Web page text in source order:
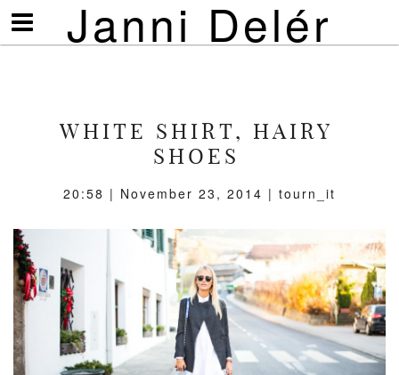
Janni Delér
Visa/göm
meny
WHITE SHIRT, HAIRY
SHOES
20:58 | November 23, 2014 | tourn_it